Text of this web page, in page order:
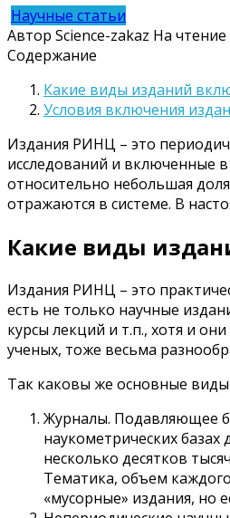
Научные статьи
Автор Science-zakaz На чтение
Содержание
Какие виды изданий
Условия включения
Издания РИНЦ – это
исследований и включенные в
относительно небольшая
отражаются в системе. В
Какие виды
Издания РИНЦ – это
есть не только научные
курсы лекций и т.п., хотя и
ученых, тоже весьма
Так каковы же основные
Журналы. Подавляющее
наукометрических базах
несколько десятков
Тематика, объем
«мусорные» издания, но